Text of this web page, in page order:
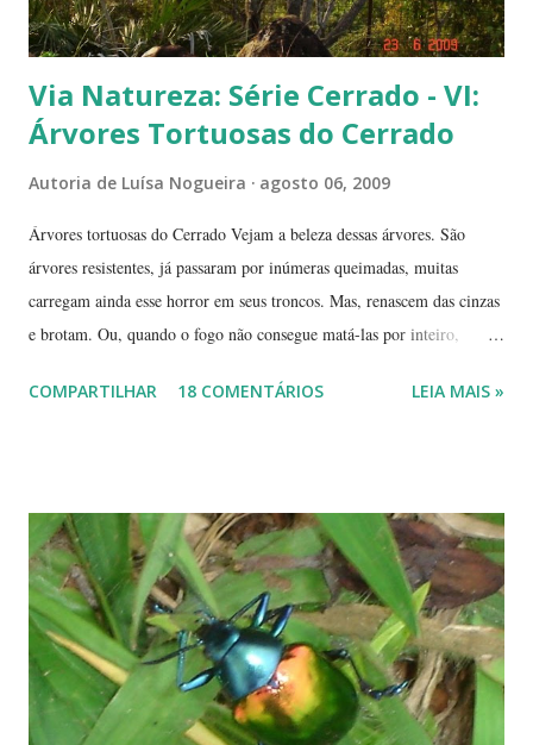
Via Natureza: Série Cerrado - VI:
Árvores Tortuosas do Cerrado
Autoria de Luísa Nogueira agosto 06, 2009
Árvores tortuosas do Cerrado Vejam a beleza dessas árvores. São
árvores resistentes, já passaram por inúmeras queimadas, muitas
carregam ainda esse horror em seus troncos. Mas, renascem das cinzas
e brotam. Ou, quando o fogo não consegue matá-las por inteiro,
novas flores e sempre novas sementes. É a esperança, em cada ano, de
estação seca pode durar até 5 meses. Neste período o índice de
umidade relativa do ar chega, muitas vezes, no meio da tarde, a
índices inferiores a 15%. Por isto tantas queimadas acontecem entre
maio e setembro, período de estiagem. Um toco de cigarro ou algumas
brasas que ficaram de um pique-nique pode ser o começo de um
fogaréu. Há também os casos em que o fogo...
COMPARTILHAR 18 COMENTÁRIOS LEIA MAIS »